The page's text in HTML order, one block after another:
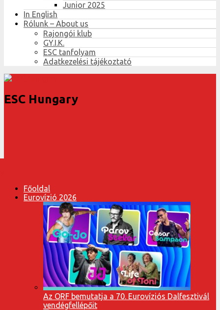
Junior 2025
In English
Rólunk – About us
Rajongói klub
GY.I.K.
ESC tanfolyam
Adatkezelési tájékoztató
ESC Hungary
Főoldal
Eurovízió 2026
Az ORF bemutatja a 70. Eurovíziós Dalfesztivál
vendégfellépőit